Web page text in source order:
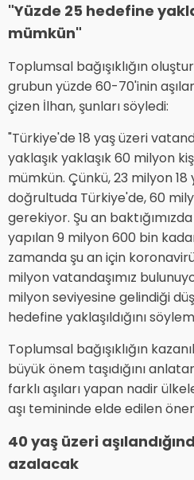
"Yüzde 25 hedefine
mümkün"
Toplumsal bağışıklığın
grubun yüzde 60-70'inin
çizen İlhan, şunları söyledi:
"Türkiye'de 18 yaş üzeri
yaklaşık yaklaşık 60 milyon
mümkün. Çünkü, 23 milyon
doğrultuda Türkiye'de, 60
gerekiyor. Şu an
yapılan 9 milyon 600 bin
zamanda şu an için
milyon vatandaşımız
milyon seviyesine gelindiği
hedefine yaklaşıldığını
Toplumsal bağışıklığın
büyük önem taşıdığını
farklı aşıları yapan nadir
aşı temininde elde edilen
40 yaş üzeri
azalacak